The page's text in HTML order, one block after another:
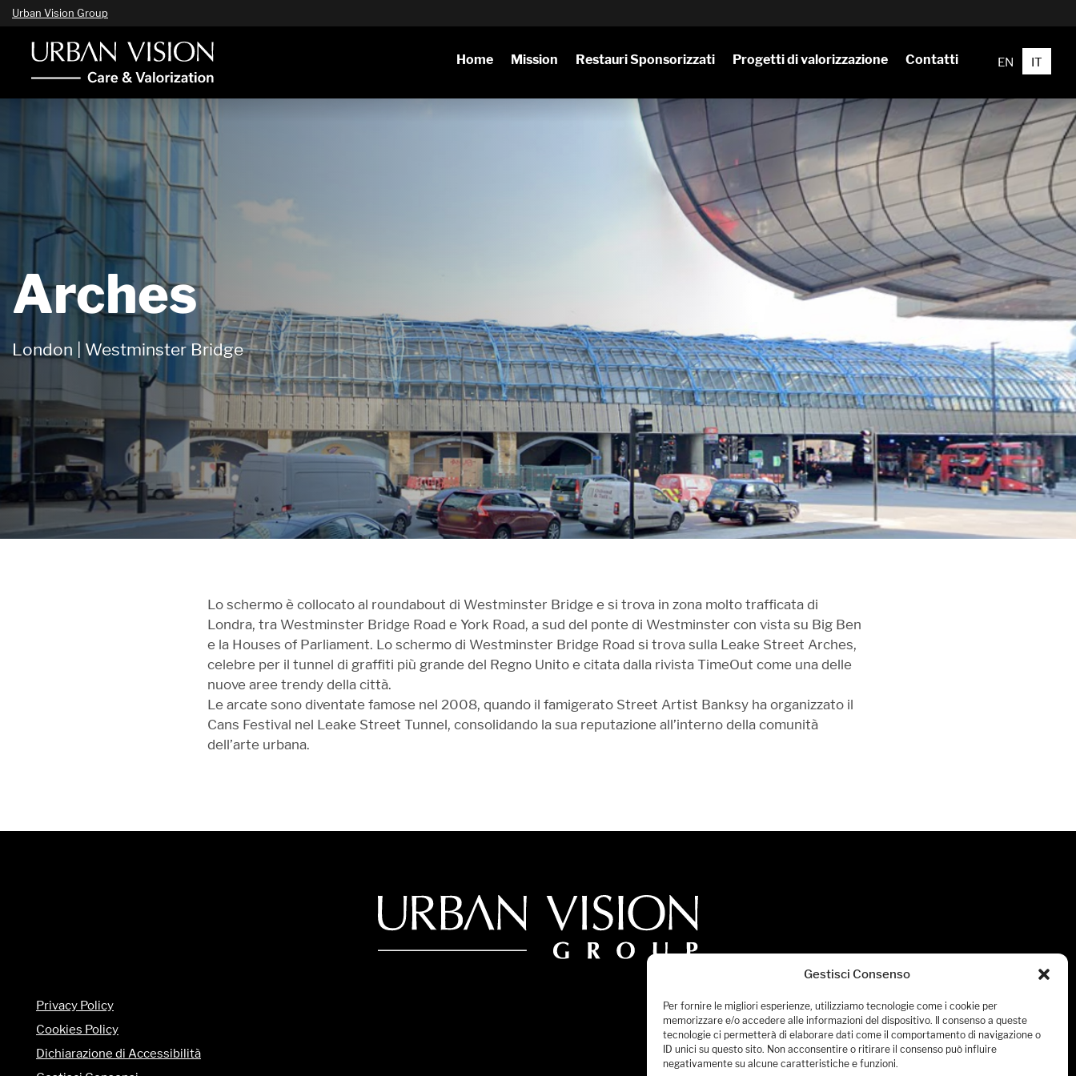
Gestisci Consenso
Per fornire le migliori esperienze, utilizziamo tecnologie come i cookie per
memorizzare e/o accedere alle informazioni del dispositivo. Il consenso a queste
tecnologie ci permetterà di elaborare dati come il comportamento di navigazione o
ID unici su questo sito. Non acconsentire o ritirare il consenso può influire
negativamente su alcune caratteristiche e funzioni.
Urban Vision Group
Home Mission Restauri Sponsorizzati Progetti di valorizzazione Contatti EN IT
Arches
London | Westminster Bridge
Lo schermo è collocato al roundabout di Westminster Bridge e si trova in zona molto trafficata di
Londra, tra Westminster Bridge Road e York Road, a sud del ponte di Westminster con vista su Big Ben
e la Houses of Parliament. Lo schermo di Westminster Bridge Road si trova sulla Leake Street Arches,
celebre per il tunnel di graffiti più grande del Regno Unito e citata dalla rivista TimeOut come una delle
nuove aree trendy della città.
Le arcate sono diventate famose nel 2008, quando il famigerato Street Artist Banksy ha organizzato il
Cans Festival nel Leake Street Tunnel, consolidando la sua reputazione all’interno della comunità
dell’arte urbana.
Privacy Policy
Cookies Policy
Dichiarazione di Accessibilità